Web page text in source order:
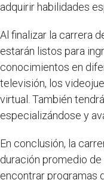
adquirir habilidades
Al finalizar la carrera
estarán listos para
conocimientos en
televisión, los
virtual. También
especializándose y
En conclusión, la
duración promedio
encontrar programas